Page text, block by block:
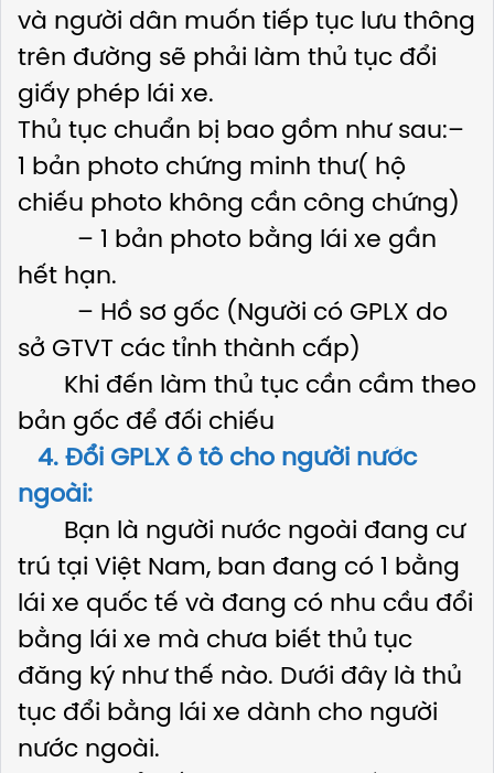
và người dân muốn tiếp tục lưu thông
trên đường sẽ phải làm thủ tục đổi
giấy phép lái xe.
Thủ tục chuẩn bị bao gồm như sau:–
1 bản photo chứng minh thư( hộ
chiếu photo không cần công chứng)
– 1 bản photo bằng lái xe gần
hết hạn.
– Hồ sơ gốc (Người có GPLX do
sở GTVT các tỉnh thành cấp)
Khi đến làm thủ tục cần cầm theo
bản gốc để đối chiếu
4. Đổi GPLX ô tô cho người nước
ngoài:
Bạn là người nước ngoài đang cư
trú tại Việt Nam, ban đang có 1 bằng
lái xe quốc tế và đang có nhu cầu đổi
bằng lái xe mà chưa biết thủ tục
đăng ký như thế nào. Dưới đây là thủ
tục đổi bằng lái xe dành cho người
nước ngoài.